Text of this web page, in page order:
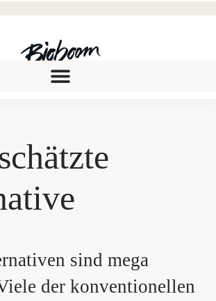
sind mega
der konventionellen